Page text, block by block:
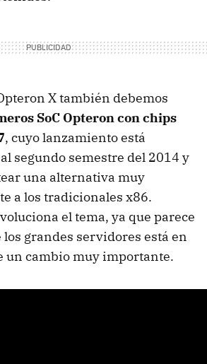
X también debemos
SoC Opteron con chips
, cuyo lanzamiento está
segundo semestre del 2014 y
una alternativa muy
a los tradicionales x86.
el tema, ya que parece
los grandes servidores está en
un cambio muy importante.